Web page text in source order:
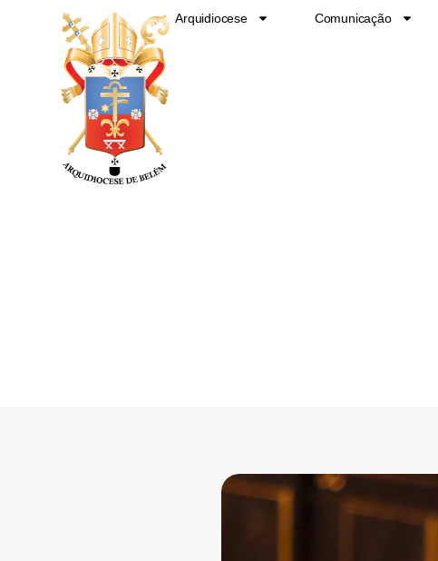
Arquidiocese Comunicação